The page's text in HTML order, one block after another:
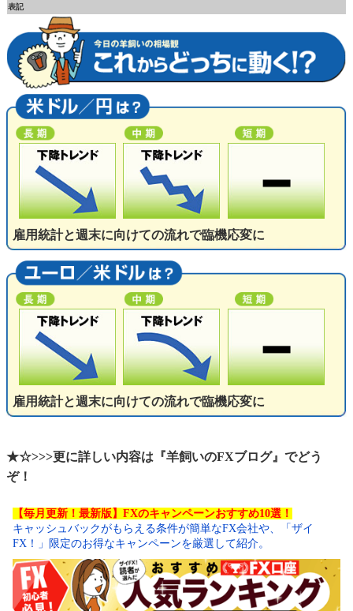
表記
雇用統計と週末に向けての流れで臨機応変に
雇用統計と週末に向けての流れで臨機応変に
★☆>>>更に詳しい内容は『羊飼いのFXブログ』でどう
ぞ！
【毎月更新！最新版】FXのキャンペーンおすすめ10選！
キャッシュバックがもらえる条件が簡単なFX会社や、「ザイ
FX！」限定のお得なキャンペーンを厳選して紹介。